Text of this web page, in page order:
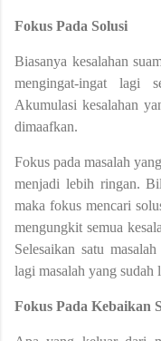
Fokus Pada Solusi
Biasanya kesalahan
mengingat-ingat lagi
Akumulasi kesalahan
dimaafkan.
Fokus pada masalah
menjadi lebih ringan.
maka fokus mencari
mengungkit semua
Selesaikan satu
lagi masalah yang sudah
Fokus Pada Kebaikan